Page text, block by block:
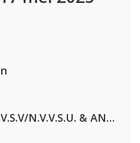
Lustrum U.V.S.V/N.V.V.S.U. & ANNO ONS & Jopke van Dobbenburgh & Roeland Beelen